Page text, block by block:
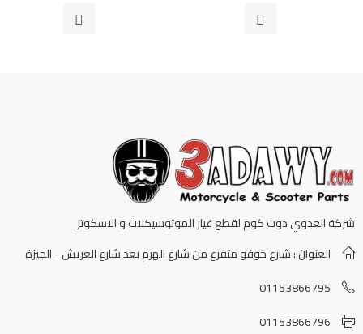
شركة العدوي دوت كوم لقطع غيار الموتوسيكلات و الاسكوتر
العنوان : شارع خوفو متفرع من شارع الهرم بعد شارع العريش - الجيزة
01153866795
01153866796